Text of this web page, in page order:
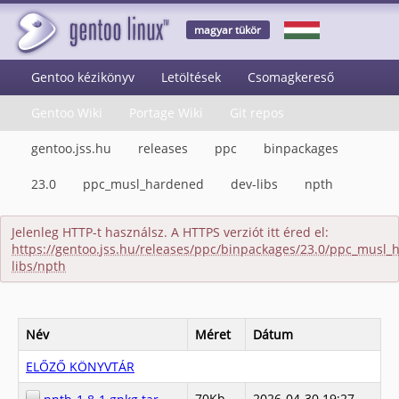
magyar tükör
Gentoo kézikönyv Letöltések Csomagkereső
Gentoo Wiki Portage Wiki Git repos
gentoo.jss.hu releases ppc binpackages
23.0 ppc_musl_hardened dev-libs npth
Jelenleg HTTP-t használsz. A HTTPS verziót itt éred el:
https://gentoo.jss.hu/releases/ppc/binpackages/23.0/
libs/npth
Név Méret
Dátum
ELŐZŐ KÖNYVTÁR